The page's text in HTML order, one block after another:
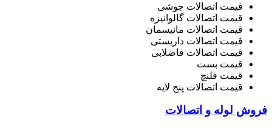
قیمت اتصالات جوشی
قیمت اتصالات گالوانیزه
قیمت اتصالات مانیسمان
قیمت اتصالات داربستی
قیمت اتصالات فاضلابی
قیمت بست
قیمت فلنچ
قیمت اتصالات پنج لایه
فروش لوله و اتصالات